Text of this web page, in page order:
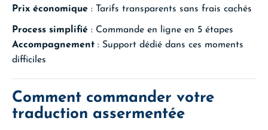
Prix économique : Tarifs transparents sans frais cachés
Process simplifié : Commande en ligne en 5 étapes
Accompagnement : Support dédié dans ces moments
difficiles
Comment commander votre
traduction assermentée